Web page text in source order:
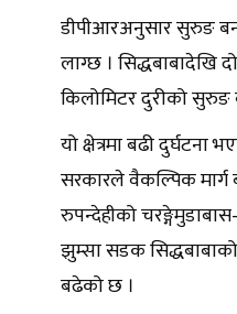
डीपीआरअनुसार सुरुङ
लाग्छ । सिद्धबाबादेखि
किलोमिटर दुरीको सुरुङ
यो क्षेत्रमा बढी दुर्घटना
सरकारले वैकल्पिक
रुपन्देहीको
झुम्सा सडक
बढेको छ ।